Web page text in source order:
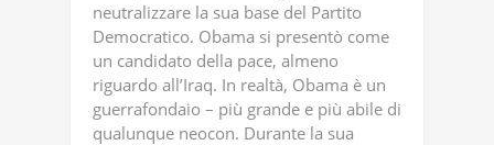
neutralizzare la sua base del Partito
Democratico. Obama si presentò come
un candidato della pace, almeno
riguardo all’Iraq. In realtà, Obama è un
guerrafondaio – più grande e più abile di
qualunque neocon. Durante la sua